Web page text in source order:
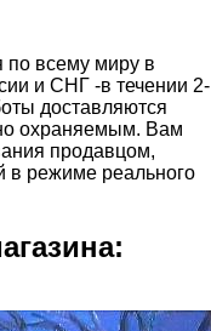
по всему миру в
и СНГ -в течении 2-
доставляются
охраняемым. Вам
продавцом,
в режиме реального